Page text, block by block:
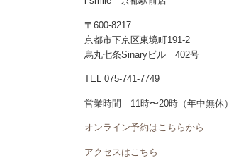
〒600-8217
京都市下京区東境町191-2
烏丸七条Sinaryビル 402号
TEL 075-741-7749
営業時間 11時〜20時（年中無休）
オンライン予約はこちらから
アクセスはこちら